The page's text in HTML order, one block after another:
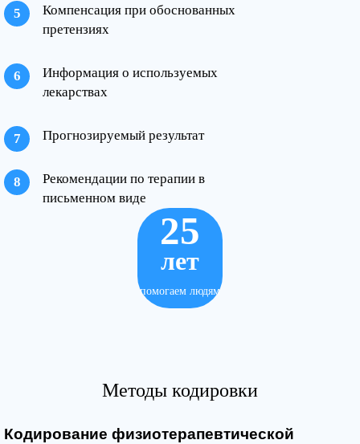
Компенсация при обоснованных
претензиях
Информация о используемых
лекарствах
Прогнозируемый результат
Рекомендации по терапии в
письменном виде
25
лет
помогаем людям
Методы кодировки
Кодирование физиотерапевтической